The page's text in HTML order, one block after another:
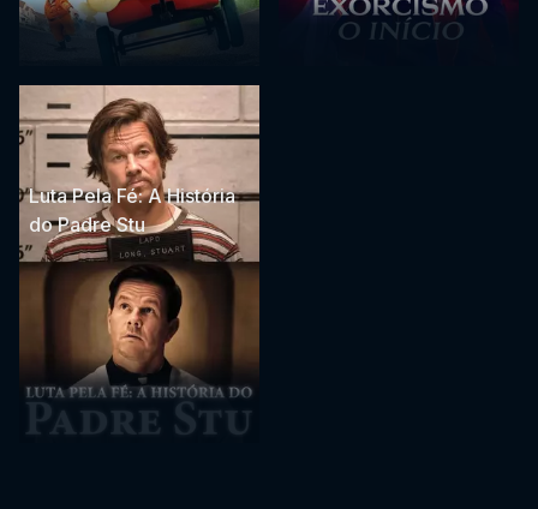
Luta Pela Fé: A História
do Padre Stu